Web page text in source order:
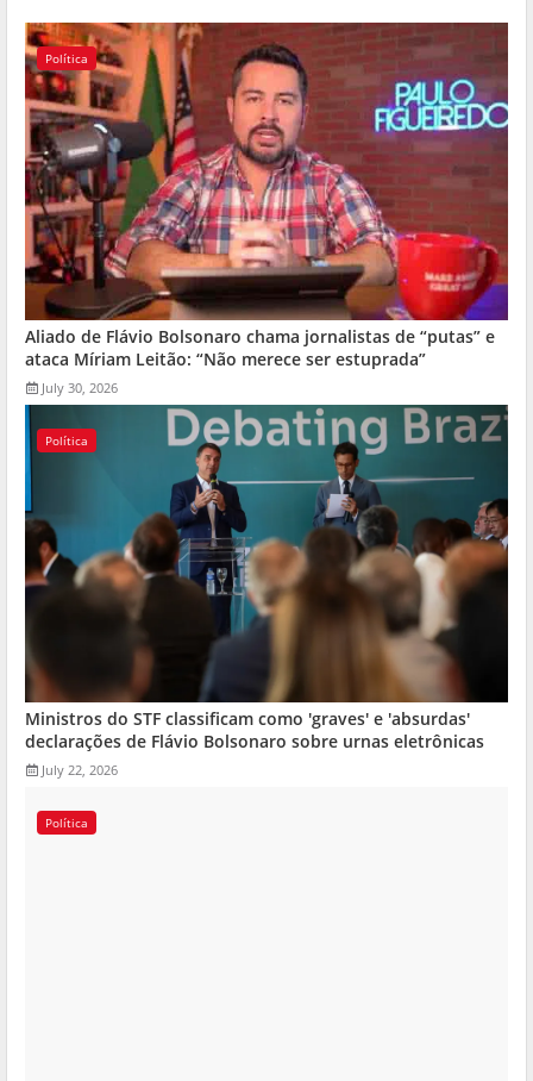
Política
Aliado de Flávio Bolsonaro chama jornalistas de “putas” e
ataca Míriam Leitão: “Não merece ser estuprada”
July 30, 2026
Política
Ministros do STF classificam como 'graves' e 'absurdas'
declarações de Flávio Bolsonaro sobre urnas eletrônicas
July 22, 2026
Política